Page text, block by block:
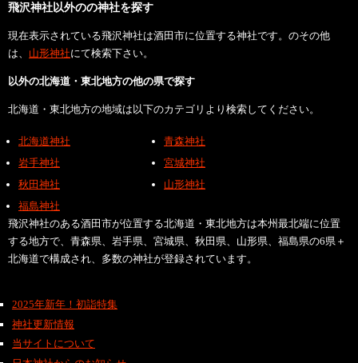
飛沢神社以外のの神社を探す
現在表示されている飛沢神社は酒田市に位置する神社です。のその他
は、 山形神社にて検索下さい。
以外の北海道・東北地方の他の県で探す
北海道・東北地方の地域は以下のカテゴリより検索してください。
北海道神社
青森神社
岩手神社
宮城神社
秋田神社
山形神社
福島神社
飛沢神社のある酒田市が位置する北海道・東北地方は本州最北端に位置
する地方で、青森県、岩手県、宮城県、秋田県、山形県、福島県の6県＋
北海道で構成され、多数の神社が登録されています。
2025年新年！初詣特集
神社更新情報
当サイトについて